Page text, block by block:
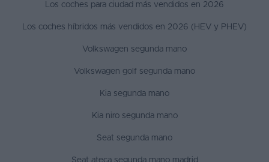
Los coches para ciudad más vendidos en 2026
Los coches híbridos más vendidos en 2026 (HEV y PHEV)
Volkswagen segunda mano
Volkswagen golf segunda mano
Kia segunda mano
Kia niro segunda mano
Seat segunda mano
Seat ateca segunda mano madrid